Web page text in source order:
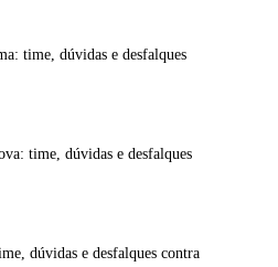
time, dúvidas e desfalques
time, dúvidas e desfalques
dúvidas e desfalques contra